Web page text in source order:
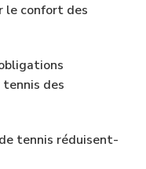
le confort des
des
tennis réduisent-